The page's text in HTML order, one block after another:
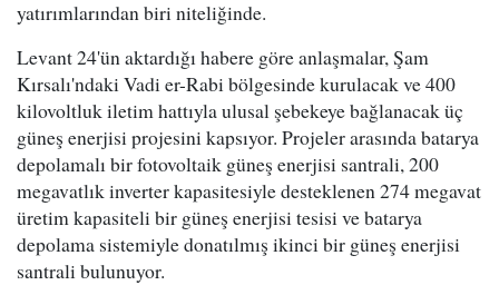
yatırımlarından biri niteliğinde.
Levant 24'ün aktardığı habere göre anlaşmalar, Şam
Kırsalı'ndaki Vadi er-Rabi bölgesinde kurulacak ve 400
kilovoltluk iletim hattıyla ulusal şebekeye bağlanacak üç
güneş enerjisi projesini kapsıyor. Projeler arasında batarya
depolamalı bir fotovoltaik güneş enerjisi santrali, 200
megavatlık inverter kapasitesiyle desteklenen 274 megavat
üretim kapasiteli bir güneş enerjisi tesisi ve batarya
depolama sistemiyle donatılmış ikinci bir güneş enerjisi
santrali bulunuyor.